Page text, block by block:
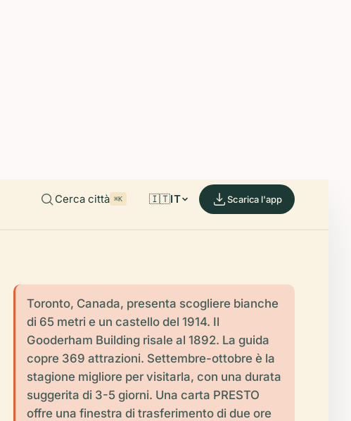
Cerca città ⌘K 🇮🇹IT Scarica l'app
Toronto, Canada, presenta scogliere bianche
di 65 metri e un castello del 1914. Il
Gooderham Building risale al 1892. La guida
copre 369 attrazioni. Settembre-ottobre è la
stagione migliore per visitarla, con una durata
suggerita di 3-5 giorni. Una carta PRESTO
offre una finestra di trasferimento di due ore